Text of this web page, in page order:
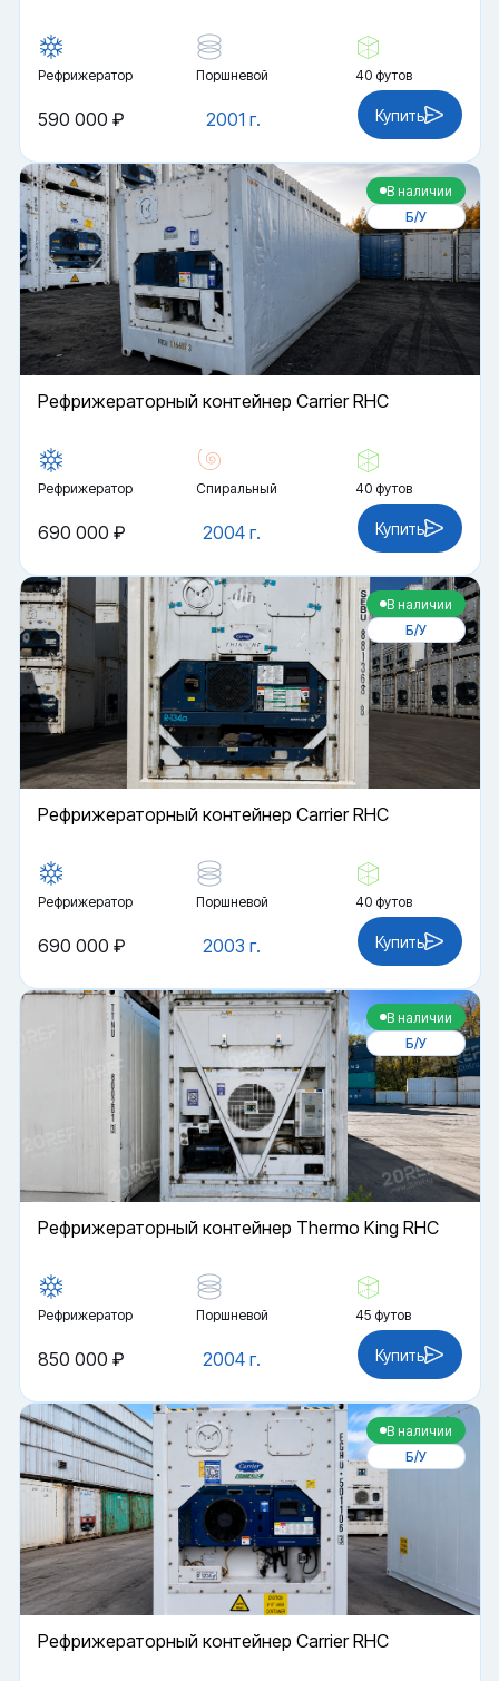
Рефрижератор Поршневой 40 футов
2001 г.
590 000 ₽ Купить
В наличии
Б/У
Рефрижераторный контейнер Carrier RHC
Рефрижератор Спиральный 40 футов
2004 г.
690 000 ₽ Купить
В наличии
Б/У
Рефрижераторный контейнер Carrier RHC
Рефрижератор Поршневой 40 футов
2003 г.
690 000 ₽ Купить
В наличии
Б/У
Рефрижераторный контейнер Thermo King RHC
Рефрижератор Поршневой 45 футов
2004 г.
850 000 ₽ Купить
В наличии
Б/У
Рефрижераторный контейнер Carrier RHC